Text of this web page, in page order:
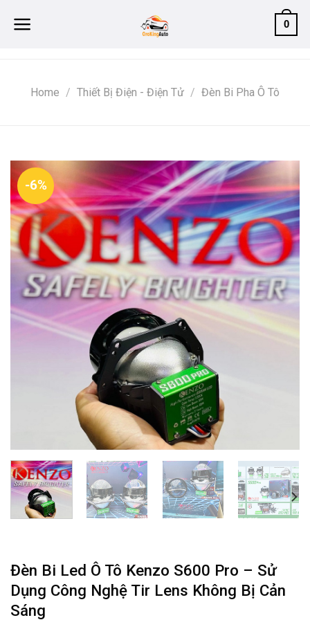
0
Home / Thiết Bị Điện - Điện Tử / Đèn Bi Pha Ô Tô
-6%
Đèn Bi Led Ô Tô Kenzo S600 Pro – Sử
Dụng Công Nghệ Tir Lens Không Bị Cản
Sáng